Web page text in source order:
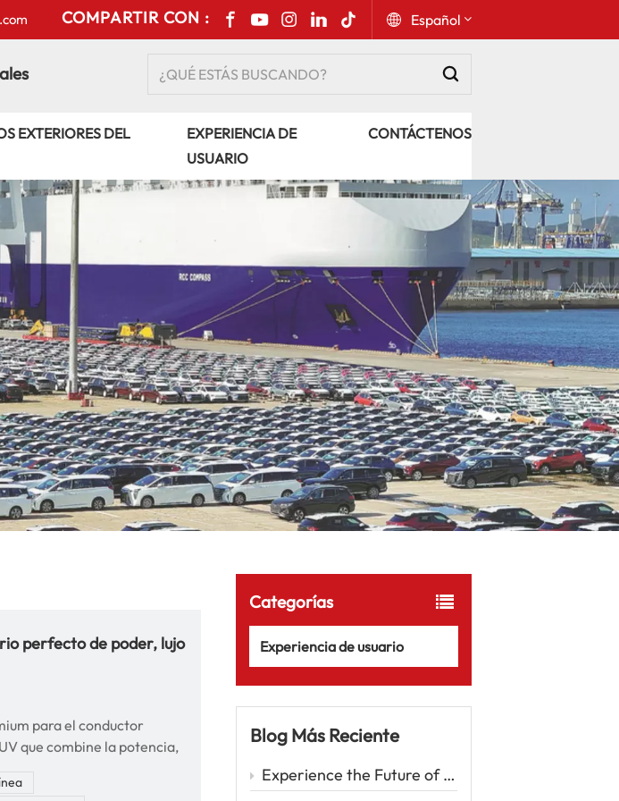
COMPARTIR CON : Español
Русский
Español
Português
عربي
kiswahili
EXTERIORES DEL
EXPERIENCIA DE
USUARIO
CONTÁCTENOS
Categorías
Experiencia de usuario
Blog Más Reciente
Experience the Future of Driving with the Zeekr 001 – A Luxury EV Redefining Performance and Comfort Car
perfecto de poder, lujo
para el conductor
que combine la potencia,
características